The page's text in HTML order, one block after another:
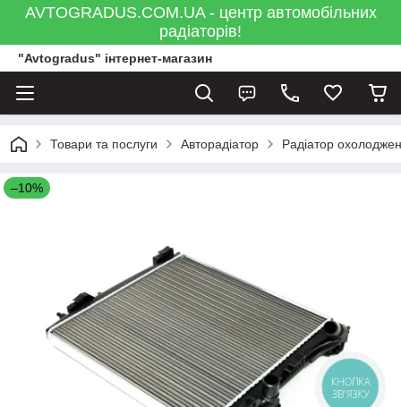
AVTOGRADUS.COM.UA - центр автомобільних
радіаторів!
"Avtogradus" інтернет-магазин
Товари та послуги Авторадіатор Радіатор
–10%
КНОПКА
ЗВ'ЯЗКУ